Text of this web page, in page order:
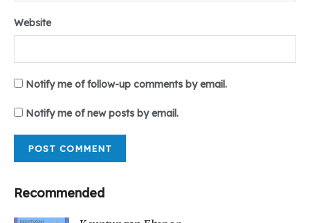
Website
Notify me of follow-up comments by email.
Notify me of new posts by email.
Recommended